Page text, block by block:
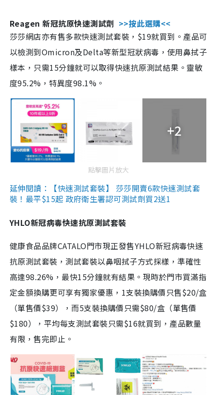
Reagen 新冠抗原快速測試劑 >>按此選購<<
莎莎網店亦有售多款快速測試套裝，$19就買到。產品可
以檢測到Omicron及Delta等新型冠狀病毒，使用鼻拭子
樣本，只需15分鐘就可以取得快速抗原測試結果。靈敏
度95.2%，特異度98.1%。
+2
點擊圖片放大
延伸閱讀：【快速測試套裝】 莎莎開賣6款快速測試套
裝！最平$15起 政府衛生署認可測試劑買2送1
YHLO新冠病毒快速抗原測試套裝
健康食品品牌CATALO門市現正發售YHLO新冠病毒快速
抗原測試套裝，測試套裝以鼻咽拭子方式採樣，準確性
高達98.26%，最快15分鐘就有結果。現時於門市買滿指
定金額換購更可享有獨家優惠，1支裝換購價只售$20/盒
（單售價$39），而5支裝換購價只需$80/盒（單售價
$180），平均每支測試套裝只需$16就買到，產品數量
有限，售完即止。